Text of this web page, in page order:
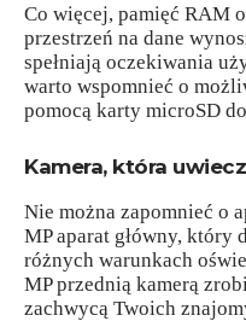
Co więcej, pamięć RAM
przestrzeń na dane
spełniają oczekiwania
warto wspomnieć o
pomocą karty microSD
Kamera, która
Nie można zapomnieć o
MP aparat główny, który
różnych warunkach
MP przednią kamerą
zachwycą Twoich